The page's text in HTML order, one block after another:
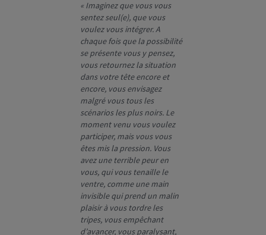
« Imaginez que vous vous
sentez seul(e), que vous
voulez vous intégrer. A
chaque fois que la possibilité
se présente vous y pensez,
vous retournez la situation
dans votre tête encore et
encore, vous envisagez
malgré vous tous les
scénarios les plus noirs. Le
moment venu vous voulez
participer, mais vous vous
êtes mis la pression. Vous
avez une terrible peur en
vous, qui vous tenaille le
ventre, comme une main
invisible qui prend un malin
plaisir à vous tordre les
tripes, vous empêchant
d’avancer, vous paralysant,